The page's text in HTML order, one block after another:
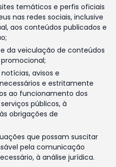
temáticos e perfis oficiais
nas redes sociais, inclusive
aos conteúdos publicados e
da veiculação de conteúdos
avisos e
e estritamente
ao funcionamento dos
públicos, à
obrigações de
que possam suscitar
pela comunicação
à análise jurídica.